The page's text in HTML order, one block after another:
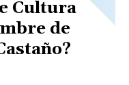
Cultura
de